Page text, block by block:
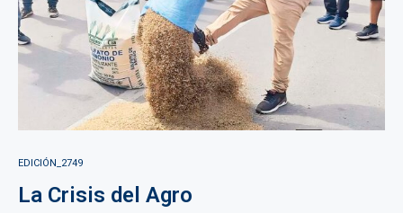
EDICIÓN_2749
La Crisis del Agro